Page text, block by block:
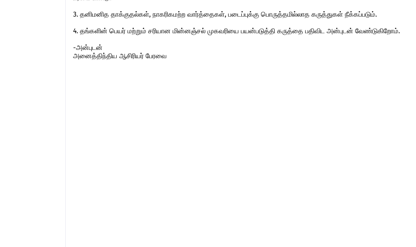
3. தனிமனித தாக்குதல்கள், நாகரிகமற்ற வார்த்தைகள், படைப்புக்கு பொருத்தமில்லாத கருத்துகள் நீக்கப்படும்.
4. தங்களின் பெயர் மற்றும் சரியான மின்னஞ்சல் முகவரியை பயன்படுத்தி கருத்தை பதிவிட அன்புடன் வேண்டுகிறோம்.
-அன்புடன்
அனைத்திந்திய ஆசிரியர் பேரவை